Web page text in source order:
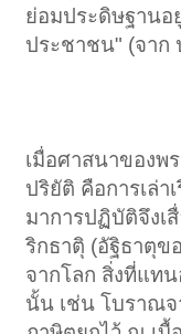
ย่อมประดิษฐานอ
ประชาชน" (จาก
เมื่อศาสนาของพ
ปริยัติ คือการเล่า
มาการปฏิบัติจึงเ
ริกธาตุิ (อัฐิธาตุข
จากโลก สิ่งที่แท
นั้น เช่น โบราณจ